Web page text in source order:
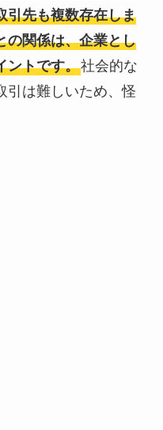
引先も複数存在しま
の関係は、企業とし
ントです。社会的な
引は難しいため、怪